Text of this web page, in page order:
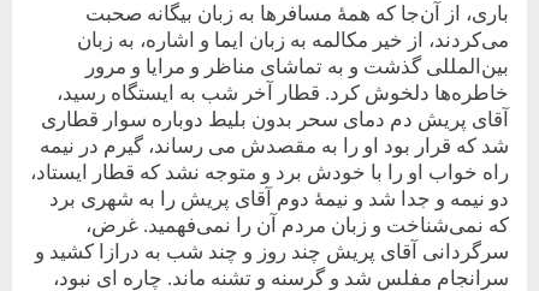
باری، از آن‌جا که همۀ مسافرها به زبان بیگانه صحبت
می‌کردند، از خیر مکالمه به زبان ایما و اشاره، به زبان
بین‌المللی گذشت و به تماشای مناظر و مرایا و مرور
خاطره‌ها دلخوش کرد. قطار آخر شب به ایستگاه رسید،
آقای پریش دم دمای سحر بدون بلیط دوباره سوار قطاری
شد که قرار بود او را به مقصدش می رساند، گیرم در نیمه
راه خواب او را با خودش برد و متوجه نشد که قطار ایستاد،
دو نیمه و جدا شد و نیمۀ دوم آقای پریش را به شهری برد
که نمی‌شناخت و زبان مردم آن را نمی‌فهمید. غرض،
سرگردانی آقای پریش چند روز و چند شب به درازا کشید و
سرانجام مفلس شد و گرسنه و تشنه ماند. چاره ای نبود،